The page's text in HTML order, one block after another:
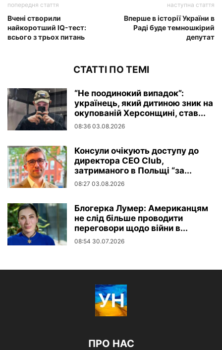
попередня стаття
​​Вчені створили
найкоротший IQ-тест:
всього з трьох питань
наступна стаття
Вперше в історії України в
Раді буде темношкірий
депутат
СТАТТІ ПО ТЕМІ
“Не поодинокий випадок”:
українець, який дитиною зник на
окупованій Херсонщині, став...
08:36 03.08.2026
Консули очікують доступу до
директора CEO Club,
затриманого в Польщі “за...
08:27 03.08.2026
Блогерка Лумер: Американцям
не слід більше проводити
переговори щодо війни в...
08:54 30.07.2026
ПРО НАС